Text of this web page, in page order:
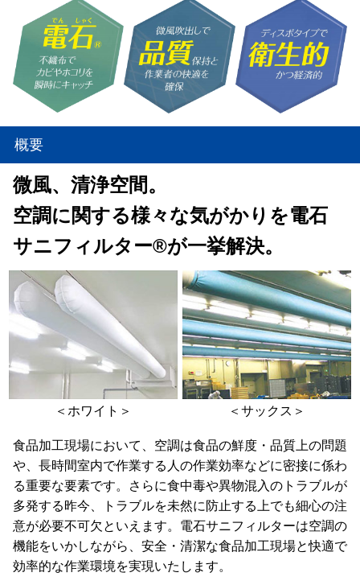
概要
微風、清浄空間。
空調に関する様々な気がかりを電石
サニフィルター®が一挙解決。
＜ホワイト＞ ＜サックス＞
食品加工現場において、空調は食品の鮮度・品質上の問題
や、長時間室内で作業する人の作業効率などに密接に係わ
る重要な要素です。さらに食中毒や異物混入のトラブルが
多発する昨今、トラブルを未然に防止する上でも細心の注
意が必要不可欠といえます。電石サニフィルターは空調の
機能をいかしながら、安全・清潔な食品加工現場と快適で
効率的な作業環境を実現いたします。